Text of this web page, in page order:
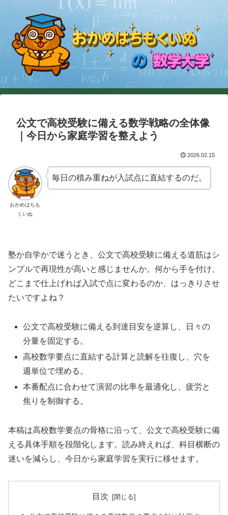
公文で高校受験に備える数学戦略の全体像
｜今日から家庭学習を整えよう
2026.02.15
おかめはちも
くいぬ
毎日の積み重ねが入試点に直結するのだ。
塾か自学かで迷うとき、公文で高校受験に備える道筋はシ
ンプルで再現性が高いと感じませんか。何から手を付け、
どこまで仕上げれば入試で点に変わるのか、はっきりさせ
たいですよね？
公文で高校受験に備える到達目安を逆算し、日々の
分量を固定する。
高校数学要点に直結する計算と読解を往復し、穴を
週単位で埋める。
本番配点に合わせて演習の比率を最適化し、疲労と
焦りを制御する。
本稿は高校数学要点の骨格に沿って、公文で高校受験に備
える具体手順を段階化します。読み終えれば、科目横断の
迷いを減らし、今日から家庭学習を実行に移せます。
目次